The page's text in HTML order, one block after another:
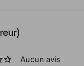
Aucun avis